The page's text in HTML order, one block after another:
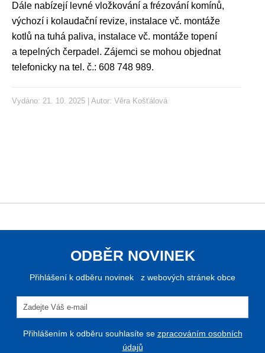
Dále nabízejí levné vložkování a frézování komínů,
výchozí i kolaudační revize, instalace vč. montáže
kotlů na tuhá paliva, instalace vč. montáže topení
a tepelných čerpadel. Zájemci se mohou objednat
telefonicky na tel. č.: 608 748 989.
Vydáno: 21. 10. 2025 | Autor: Věra Košťálová
ODBĚR NOVINEK
Přihlášení k odběru novinek z webových stránek obce
Přihlášením k odběru souhlasíte se zpracováním osobních
údajů